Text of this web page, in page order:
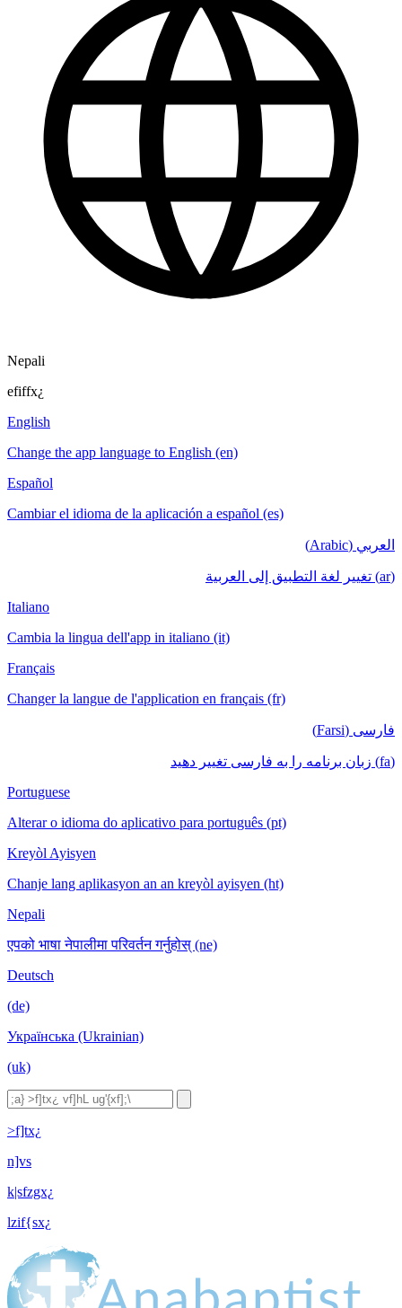
Nepali
efiffx¿
English
Change the app language to English (en)
Español
Cambiar el idioma de la aplicación a español (es)
العربي (Arabic)
(ar) تغيير لغة التطبيق إلى العربية
Italiano
Cambia la lingua dell'app in italiano (it)
Français
Changer la langue de l'application en français (fr)
فارسی (Farsi)
(fa) زبان برنامه را به فارسی تغییر دهید
Portuguese
Alterar o idioma do aplicativo para português (pt)
Kreyòl Ayisyen
Chanje lang aplikasyon an an kreyòl ayisyen (ht)
Nepali
एपको भाषा नेपालीमा परिवर्तन गर्नुहोस् (ne)
Deutsch
(de)
Українська (Ukrainian)
(uk)
>f]tx¿
n]vs
k|sfzgx¿
lzif{sx¿